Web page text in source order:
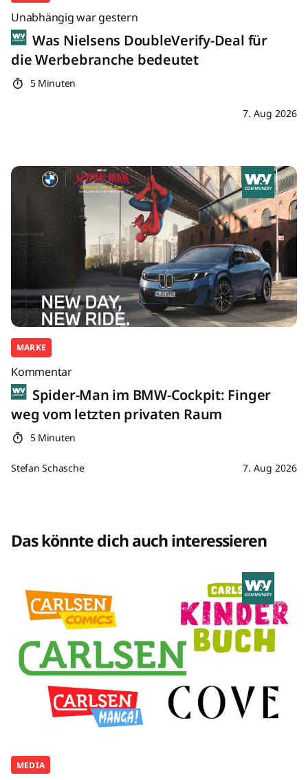
Unabhängig war gestern
Was Nielsens DoubleVerify-Deal für
die Werbebranche bedeutet
5 Minuten
7. Aug 2026
MARKE
Kommentar
Spider-Man im BMW-Cockpit: Finger
weg vom letzten privaten Raum
5 Minuten
Stefan Schasche 7. Aug 2026
Das könnte dich auch interessieren
MEDIA